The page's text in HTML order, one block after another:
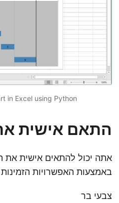
in Excel using Python
התאם אישית
אתה יכול להתאים אישית
באמצעות האפשרויות
צבעי בר